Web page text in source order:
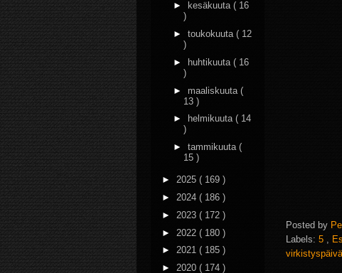
Posted by
Labels: 5
virkistyspäivä
►
kesäkuuta ( 16
)
► toukokuuta ( 12
)
►
huhtikuuta ( 16
)
► maaliskuuta (
13 )
►
helmikuuta ( 14
)
► tammikuuta (
15 )
► 2025 ( 169 )
► 2024 ( 186 )
► 2023 ( 172 )
► 2022 ( 180 )
► 2021 ( 185 )
► 2020 ( 174 )